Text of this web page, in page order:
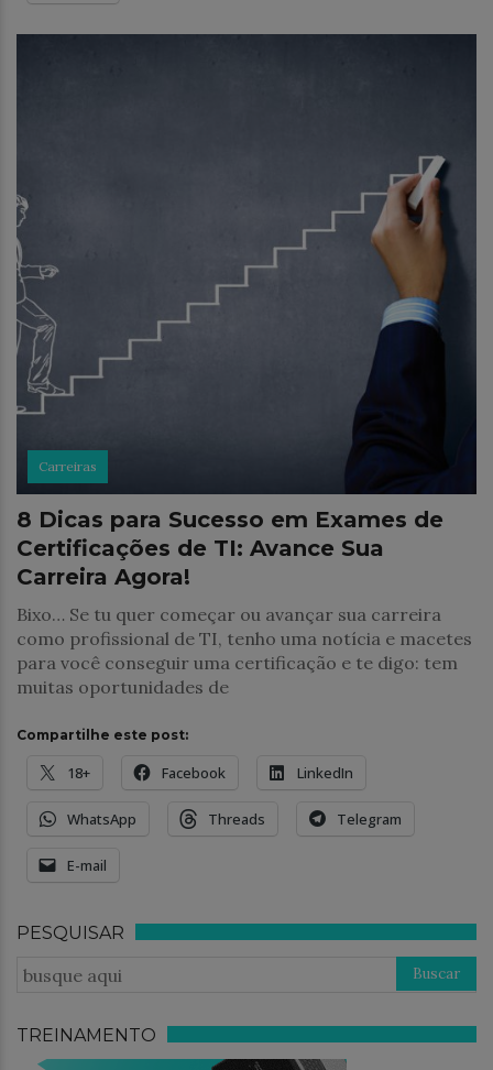
Carreiras
8 Dicas para Sucesso em Exames de
Certificações de TI: Avance Sua
Carreira Agora!
Bixo… Se tu quer começar ou avançar sua carreira
como profissional de TI, tenho uma notícia e macetes
para você conseguir uma certificação e te digo: tem
muitas oportunidades de
Compartilhe este post:
18+ Facebook LinkedIn
WhatsApp Threads Telegram
E-mail
PESQUISAR
TREINAMENTO